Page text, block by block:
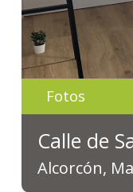
Fotos
Calle de
Alcorcón,